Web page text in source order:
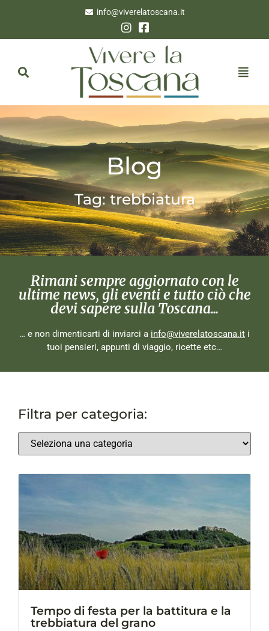
info@viverelatoscana.it
Blog
Tag: trebbiatura
Rimani sempre aggiornato con le
ultime news, gli eventi e tutto ciò che
devi sapere sulla Toscana...
… e non dimenticarti di inviarci a info@viverelatoscana.it i
tuoi pensieri, appunti di viaggio, ricette etc…
Filtra per categoria:
Tempo di festa per la battitura e la
trebbiatura del grano